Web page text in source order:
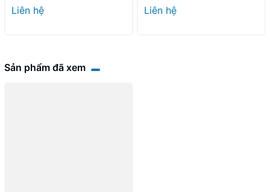
Liên hệ Liên hệ
Sản phẩm đã xem